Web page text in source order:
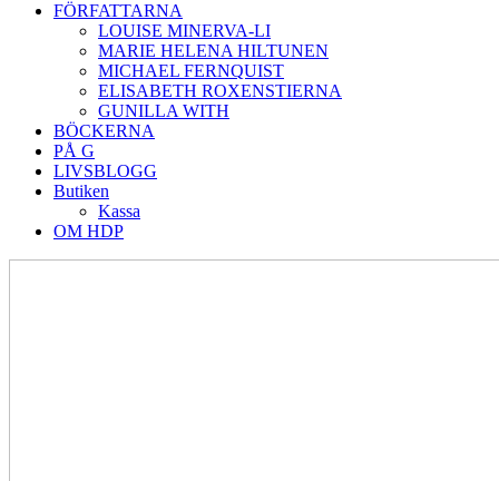
FÖRFATTARNA
LOUISE MINERVA-LI
MARIE HELENA HILTUNEN
MICHAEL FERNQUIST
ELISABETH ROXENSTIERNA
GUNILLA WITH
BÖCKERNA
PÅ G
LIVSBLOGG
Butiken
Kassa
OM HDP